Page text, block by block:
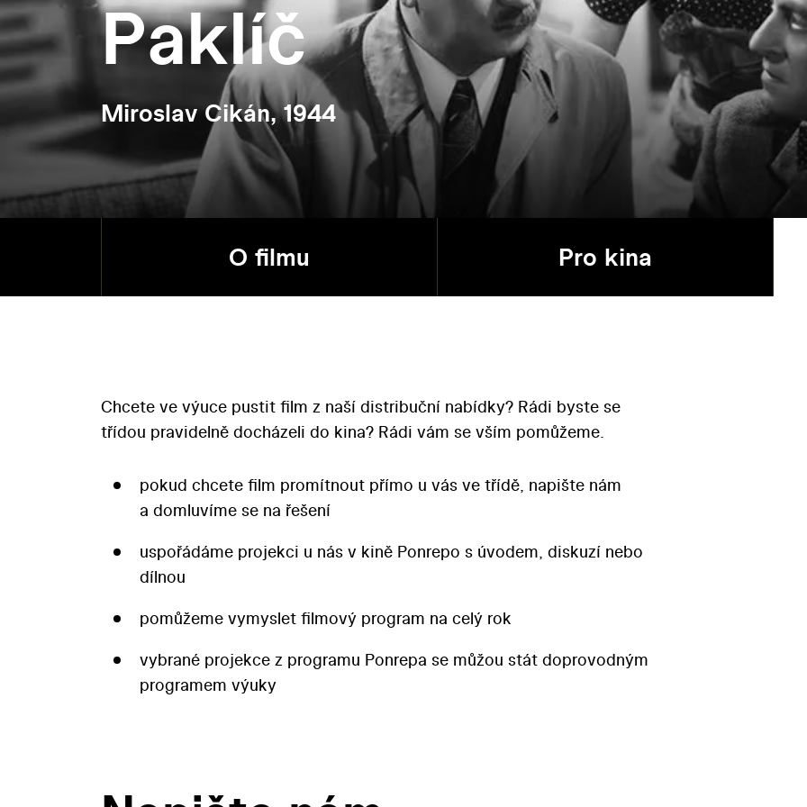
Paklíč
Miroslav Cikán, 1944
O filmu Pro kina
Chcete ve výuce pustit film z naší distribuční nabídky? Rádi byste se
třídou pravidelně docházeli do kina? Rádi vám se vším pomůžeme.
pokud chcete film promítnout přímo u vás ve třídě, napište nám
a domluvíme se na řešení
uspořádáme projekci u nás v kině Ponrepo s úvodem, diskuzí nebo
dílnou
pomůžeme vymyslet filmový program na celý rok
vybrané projekce z programu Ponrepa se můžou stát doprovodným
programem výuky